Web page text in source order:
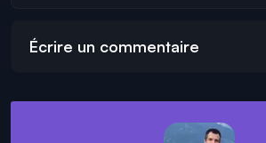
Écrire un commentaire